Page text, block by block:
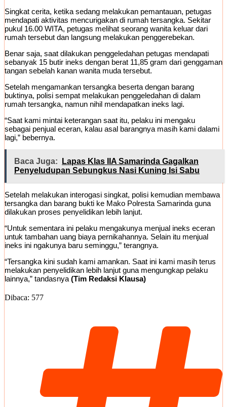
Singkat cerita, ketika sedang melakukan pemantauan, petugas
mendapati aktivitas mencurigakan di rumah tersangka. Sekitar
pukul 16.00 WITA, petugas melihat seorang wanita keluar dari
rumah tersebut dan langsung melakukan penggerebekan.
Benar saja, saat dilakukan penggeledahan petugas mendapati
sebanyak 15 butir ineks dengan berat 11,85 gram dari genggaman
tangan sebelah kanan wanita muda tersebut.
Setelah mengamankan tersangka beserta dengan barang
buktinya, polisi sempat melakukan penggeledahan di dalam
rumah tersangka, namun nihil mendapatkan ineks lagi.
“Saat kami mintai keterangan saat itu, pelaku ini mengaku
sebagai penjual eceran, kalau asal barangnya masih kami dalami
lagi,” bebernya.
Baca Juga:
Lapas Klas IIA Samarinda Gagalkan
Penyeludupan Sebungkus Nasi Kuning Isi Sabu
Setelah melakukan interogasi singkat, polisi kemudian membawa
tersangka dan barang bukti ke Mako Polresta Samarinda guna
dilakukan proses penyelidikan lebih lanjut.
“Untuk sementara ini pelaku mengakunya menjual ineks eceran
untuk tambahan uang biaya pernikahannya. Selain itu menjual
ineks ini ngakunya baru seminggu,” terangnya.
“Tersangka kini sudah kami amankan. Saat ini kami masih terus
melakukan penyelidikan lebih lanjut guna mengungkap pelaku
lainnya,” tandasnya (Tim Redaksi Klausa)
Dibaca: 577